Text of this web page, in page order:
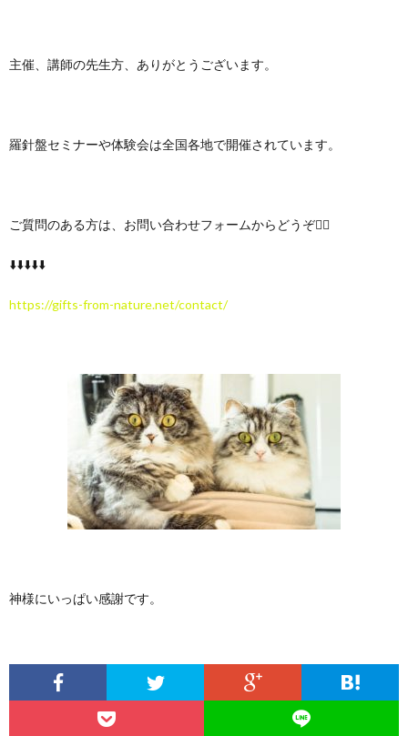
主催、講師の先生方、ありがとうございます。
羅針盤セミナーや体験会は全国各地で開催されています。
ご質問のある方は、お問い合わせフォームからどうぞ🙇‍♀️
⬇️⬇️⬇️⬇️⬇️
https://gifts-from-nature.net/contact/
神様にいっぱい感謝です。